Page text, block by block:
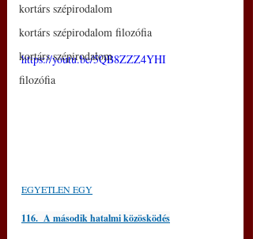
kortárs szépirodalom
kortárs szépirodalom filozófia
kortárs szépirodalom
filozófia
https://youtu.be/5QB8ZZZ4YHI
EGYETLEN EGY
116.  A második hatalmi közösködés